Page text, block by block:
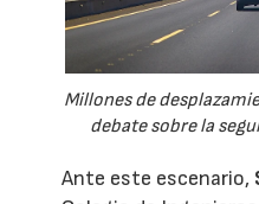
Millones de
debate sobre la
Ante este escenario,